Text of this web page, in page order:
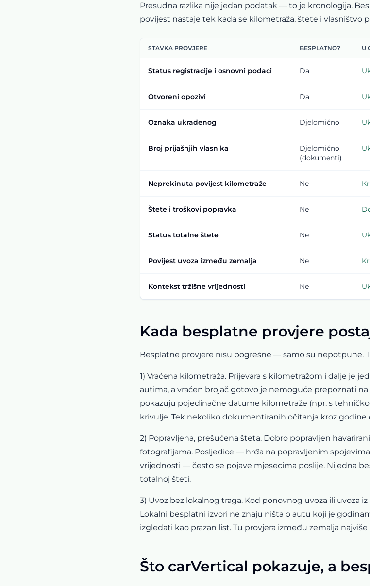
Presudna razlika nije jedan podatak — to je kronologija.
povijest nastaje tek kada se kilometraža, štete i vlasništvo
STAVKA PROVJERE BESPLATNO? U
Status registracije i osnovni podaci Da
Otvoreni opozivi Da
Oznaka ukradenog Djelomično
Broj prijašnjih vlasnika
Djelomično
(dokumenti)
Neprekinuta povijest kilometraže Ne
Štete i troškovi popravka Ne
Status totalne štete Ne
Povijest uvoza između zemalja Ne
Kontekst tržišne vrijednosti Ne
Kada besplatne provjere
Besplatne provjere nisu pogrešne — samo su nepotpune.
1) Vraćena kilometraža. Prijevara s kilometražom i dalje je
autima, a vraćen brojač gotovo je nemoguće prepoznati
pokazuju pojedinačne datume kilometraže (npr. s
krivulje. Tek nekoliko dokumentiranih očitanja kroz godine
2) Popravljena, prešućena šteta. Dobro popravljen
fotografijama. Posljedice — hrđa na popravljenim
vrijednosti — često se pojave mjesecima poslije. Nijedna
totalnoj šteti.
3) Uvoz bez lokalnog traga. Kod ponovnog uvoza ili uvoza
Lokalni besplatni izvori ne znaju ništa o autu koji je
izgledati kao prazan list. Tu provjera između zemalja najviše
Što carVertical pokazuje, a